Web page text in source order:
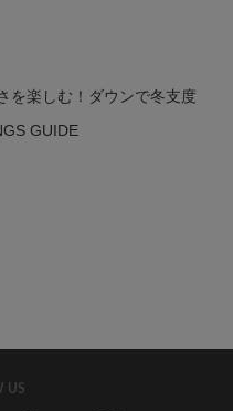
を楽しむ！ダウンで冬支度
GUIDE
US